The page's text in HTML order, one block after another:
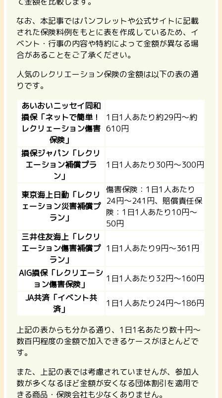
なお、本記事ではパンフレットや公式サイトに記載
された保険料例をもとに表を作成しているため、イ
ベント・行事の内容や特約によって金額が異なる場
合があることをご了承ください。
人気のレクリエーション保険の金額は以下の表の通
りです。
あいおいニッセイ同和
損保「ネットで簡単！
レクリェーション傷害
保険」
1日1人あたり約29円〜約
610円
損保ジャパン「レクリ
エーション補償プラ
ン」
1日1人あたり30円〜300円
東京海上日動「レクリ
ェーション災害補償プ
ラン」
傷害保険：1日1人あたり
24円〜241円、賠償責任保
険：1日1人あたり10円〜
50円
三井住友海上「レクリ
エーション傷害補償プ
ラン」
1日1人あたり9円〜361円
AIG損保「レクリエーシ
ョン傷害保険」
1日1人あたり32円〜160円
JA共済「イベント共
済」
1日1人あたり24円〜186円
上記の表からも分かる通り、1日1名あたり数十円〜
数百円程度の金額で加入できるケースがほとんどで
す。
また、上記の表では考慮されていませんが、 参加人
数が多くなるほど金額が安くなる団体割引を適用で
きる商品・保険会社も少なくありません。